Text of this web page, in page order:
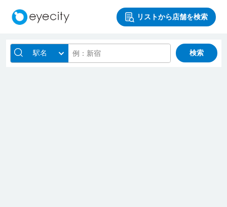
リストから店舗を検索
駅名 検索